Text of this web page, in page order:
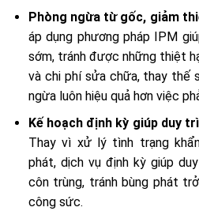
Phòng ngừa từ gốc, giảm
áp dụng phương pháp IPM
sớm, tránh được những thiệt
và chi phí sửa chữa, thay thế
ngừa luôn hiệu quả hơn việc
Kế hoạch định kỳ giúp duy
Thay vì xử lý tình trạng
phát, dịch vụ định kỳ giúp
côn trùng, tránh bùng phát
công sức.